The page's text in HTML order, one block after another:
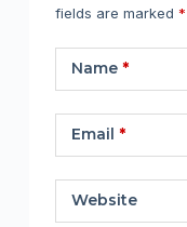
fields are marked *
Name*
Email *
Website